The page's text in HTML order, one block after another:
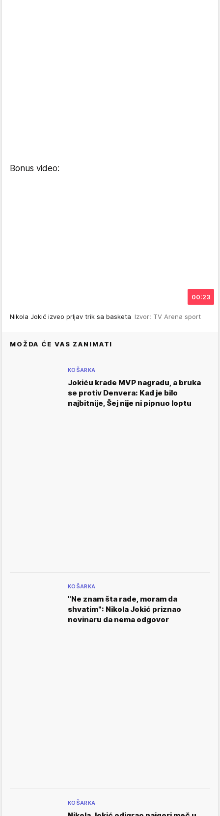
Bonus video:
00:23
Nikola Jokić izveo prljav trik sa basketa Izvor: TV Arena sport
MOŽDA ĆE VAS ZANIMATI
KOŠARKA
Jokiću krade MVP nagradu, a bruka
se protiv Denvera: Kad je bilo
najbitnije, Šej nije ni pipnuo loptu
KOŠARKA
"Ne znam šta rade, moram da
shvatim": Nikola Jokić priznao
novinaru da nema odgovor
KOŠARKA